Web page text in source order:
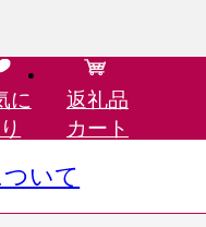
に
返礼品
カート
いて